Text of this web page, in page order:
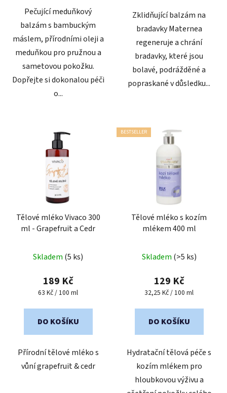
Pečující meduňkový
balzám s bambuckým
máslem, přírodními oleji a
meduňkou pro pružnou a
sametovou pokožku.
Dopřejte si dokonalou péči
o...
Zklidňující balzám na
bradavky Maternea
regeneruje a chrání
bradavky, které jsou
bolavé, podrážděné a
popraskané v důsledku...
Tělové mléko Vivaco 300
ml - Grapefruit a Cedr
Skladem (5 ks)
189 Kč
Měrná
63 Kč / 100 ml
DO KOŠÍKU
Přírodní tělové mléko s
vůní grapefruit & cedr
BESTSELLER
Tělové mléko s kozím
mlékem 400 ml
hodnocení
produktu
je
z
Skladem (>5 ks)
129 Kč
Měrná
32,25 Kč / 100 ml
DO KOŠÍKU
Hydratační tělová péče s
kozím mlékem pro
hloubkovou výživu a